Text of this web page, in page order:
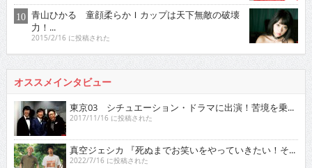
青山ひかる 童顔柔らかＩカップは天下無敵の破壊
力！...
2015/2/16 に投稿された
オススメインタビュー
東京03 シチュエーション・ドラマに出演！苦境を乗...
2017/11/16 に投稿された
真空ジェシカ 『死ぬまでお笑いをやっていきたい！そ...
2022/7/16 に投稿された